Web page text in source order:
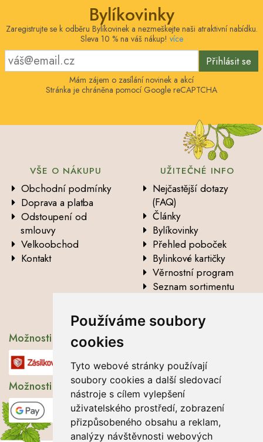
Používáme soubory
cookies
Tyto webové stránky používají
soubory cookies a další sledovací
nástroje s cílem vylepšení
uživatelského prostředí, zobrazení
přizpůsobeného obsahu a reklam,
analýzy návštěvnosti webových
Bylíkovinky
Zaregistrujte se k odběru Bylíkovinek a nezmeškejte naši atraktivní nabídku.
Sleva 10 % na váš nákup! více
Přihlásit se
Mám zájem o zasílání novinek a akcí
Stránka je chráněna pomocí Google reCAPTCHA
VŠE O NÁKUPU
Obchodní podmínky
Doprava a platba
Odstoupení od
smlouvy
Velkoobchod
Kontakt
UŽITEČNÉ INFO
Nejčastější dotazy
(FAQ)
Články
Bylíkovinky
Přehled poboček
Bylinkové kartičky
Věrnostní program
Seznam sortimentu
údajů
Možnosti dopravy
Možnosti platby